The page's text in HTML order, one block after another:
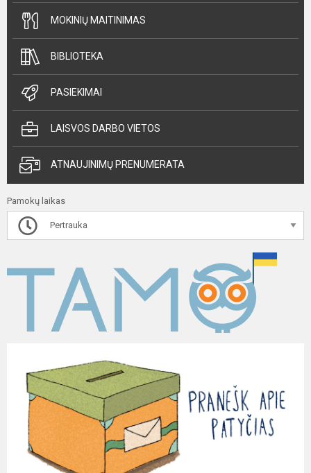
MOKINIŲ MAITINIMAS
BIBLIOTEKA
PASIEKIMAI
LAISVOS DARBO VIETOS
ATNAUJINIMŲ PRENUMERATA
Pamokų laikas
Pertrauka